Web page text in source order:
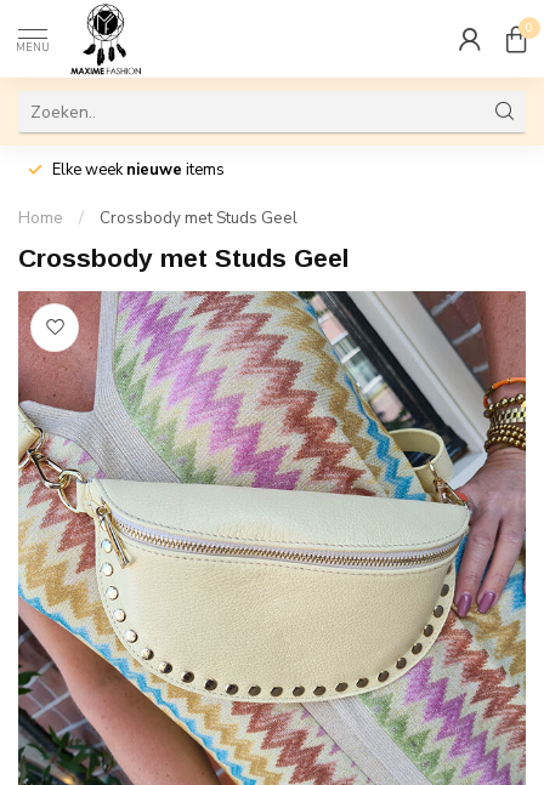
MENU
0
Elke weeknieuwe items
Home / Crossbody met Studs Geel
Crossbody met Studs Geel